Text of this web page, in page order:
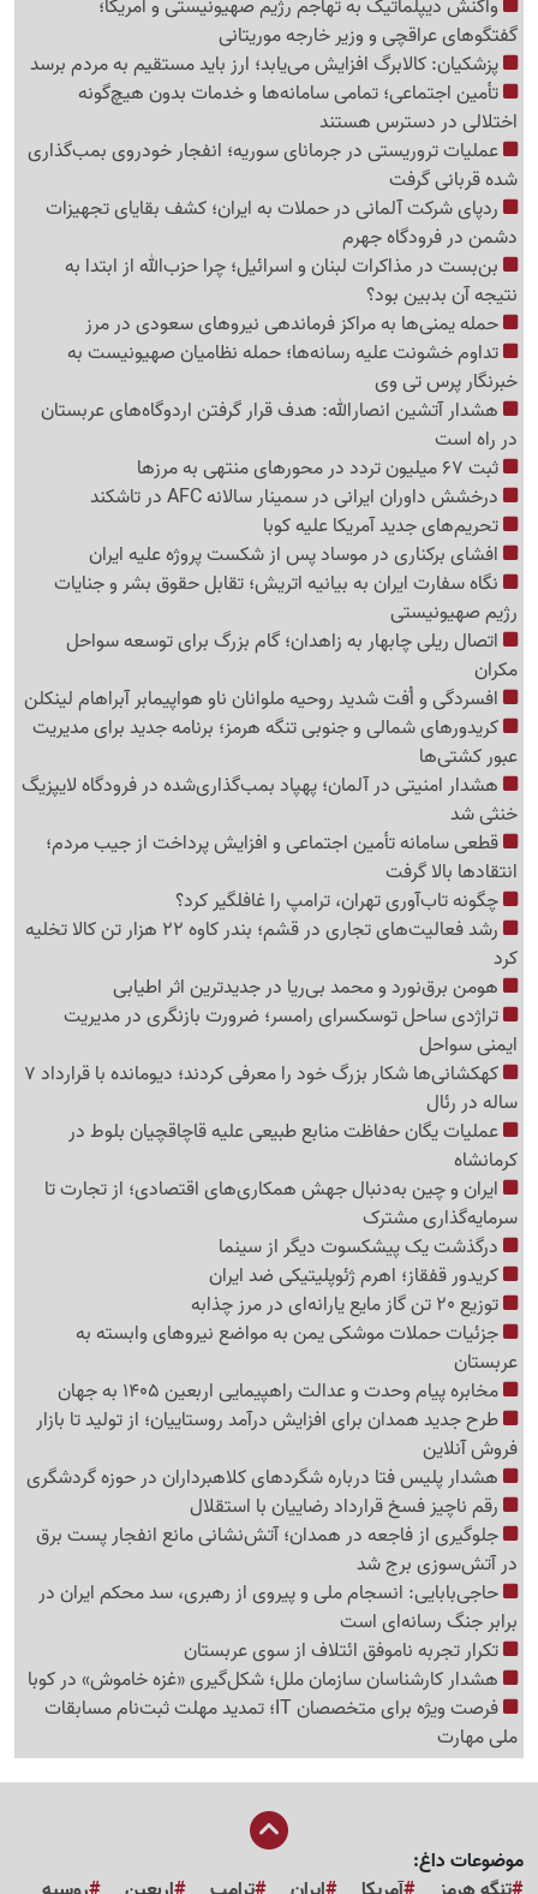
واکنش دیپلماتیک به تهاجم رژیم صهیونیستی و آمریکا؛
گفتگوهای عراقچی و وزیر خارجه موریتانی
پزشکیان: کالابرگ افزایش می‌یابد؛ ارز باید مستقیم به مردم برسد
تأمین اجتماعی؛ تمامی سامانه‌ها و خدمات بدون هیچ‌گونه
اختلالی در دسترس هستند
عملیات تروریستی در جرمانای سوریه؛ انفجار خودروی بمب‌گذاری
شده قربانی گرفت
ردپای شرکت آلمانی در حملات به ایران؛ کشف بقایای تجهیزات
دشمن در فرودگاه جهرم
بن‌بست در مذاکرات لبنان و اسرائیل؛ چرا حزب‌الله از ابتدا به
نتیجه آن بدبین بود؟
حمله یمنی‌ها به مراکز فرماندهی نیروهای سعودی در مرز
تداوم خشونت علیه رسانه‌ها؛ حمله نظامیان صهیونیست به
خبرنگار پرس تی وی
هشدار آتشین انصارالله: هدف قرار گرفتن اردوگاه‌های عربستان
در راه است
ثبت 67 میلیون تردد در محورهای منتهی به مرزها
درخشش داوران ایرانی در سمینار سالانه AFC در تاشکند
تحریم‌های جدید آمریکا علیه کوبا
افشای برکناری در موساد پس از شکست پروژه علیه ایران
نگاه سفارت ایران به بیانیه اتریش؛ تقابل حقوق بشر و جنایات
رژیم صهیونیستی
اتصال ریلی چابهار به زاهدان؛ گام بزرگ برای توسعه سواحل
مکران
افسردگی و اُفت شدید روحیه ملوانان ناو هواپیمابر آبراهام لینکلن
کریدورهای شمالی و جنوبی تنگه هرمز؛ برنامه جدید برای مدیریت
عبور کشتی‌ها
هشدار امنیتی در آلمان؛ پهپاد بمب‌گذاری‌شده در فرودگاه لایپزیگ
خنثی شد
قطعی سامانه تأمین اجتماعی و افزایش پرداخت از جیب مردم؛
انتقادها بالا گرفت
چگونه تاب‌آوری تهران، ترامپ را غافلگیر کرد؟
رشد فعالیت‌های تجاری در قشم؛ بندر کاوه 22 هزار تن کالا تخلیه
کرد
هومن برق‌نورد و محمد بی‌ریا در جدیدترین اثر اطیابی
تراژدی ساحل توسکسرای رامسر؛ ضرورت بازنگری در مدیریت
ایمنی سواحل
کهکشانی‌ها شکار بزرگ خود را معرفی کردند؛ دیومانده با قرارداد 7
ساله در رئال
عملیات یگان حفاظت منابع طبیعی علیه قاچاقچیان بلوط در
کرمانشاه
ایران و چین به‌دنبال جهش همکاری‌های اقتصادی؛ از تجارت تا
سرمایه‌گذاری مشترک
درگذشت یک پیشکسوت دیگر از سینما
کریدور قفقاز؛ اهرم ژئوپلیتیکی ضد ایران
توزیع 20 تن گاز مایع یارانه‌ای در مرز چذابه
جزئیات حملات موشکی یمن به مواضع نیروهای وابسته به
عربستان
مخابره پیام وحدت و عدالت راهپیمایی اربعین 1405 به جهان
طرح جدید همدان برای افزایش درآمد روستاییان؛ از تولید تا بازار
فروش آنلاین
هشدار پلیس فتا درباره شگردهای کلاهبرداران در حوزه گردشگری
رقم ناچیز فسخ قرارداد رضاییان با استقلال
جلوگیری از فاجعه در همدان؛ آتش‌نشانی مانع انفجار پست برق
در آتش‌سوزی برج شد
حاجی‌بابایی: انسجام ملی و پیروی از رهبری، سد محکم ایران در
برابر جنگ رسانه‌ای است
تکرار تجربه ناموفق ائتلاف از سوی عربستان
هشدار کارشناسان سازمان ملل؛ شکل‌گیری «غزه‌ خاموش» در کوبا
فرصت ویژه برای متخصصان IT؛ تمدید مهلت ثبت‌نام مسابقات
ملی مهارت
موضوعات داغ: